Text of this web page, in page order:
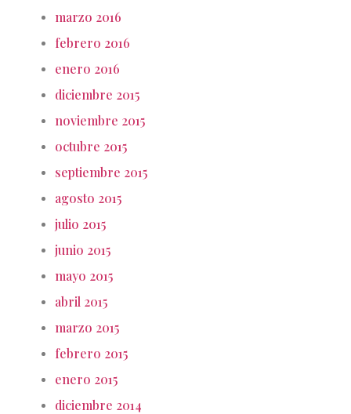
marzo 2016
febrero 2016
enero 2016
diciembre 2015
noviembre 2015
octubre 2015
septiembre 2015
agosto 2015
julio 2015
junio 2015
mayo 2015
abril 2015
marzo 2015
febrero 2015
enero 2015
diciembre 2014